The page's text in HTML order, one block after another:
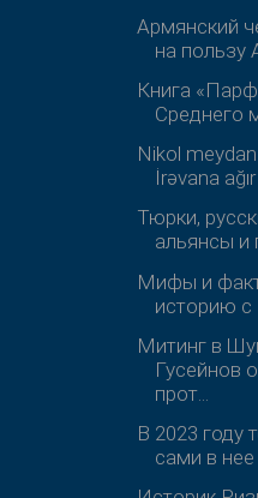
Армянский
на пользу
Книга
Среднего
Nikol
İrəvana
Тюрки,
альянсы и
Мифы и
историю с
Митинг в
Гусейнов
прот...
В 2023 году
сами в нее